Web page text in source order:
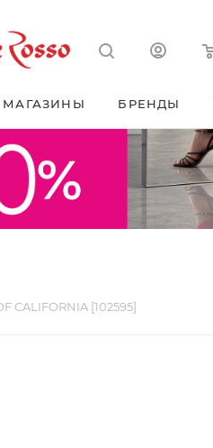
МАГАЗИНЫ БРЕНДЫ
CALIFORNIA [102595]